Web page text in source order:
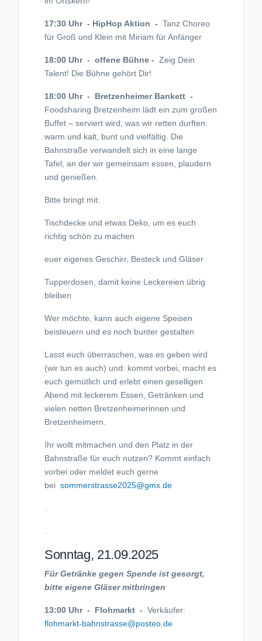
17:30 Uhr - HipHop Aktion - Tanz Choreo
für Groß und Klein mit Miriam für Anfänger
18:00 Uhr - offene Bühne - Zeig Dein
Talent! Die Bühne gehört Dir!
18:00 Uhr - Bretzenheimer Bankett -
Foodsharing Bretzenheim lädt ein zum großen
Buffet – serviert wird, was wir retten durften:
warm und kalt, bunt und vielfältig. Die
Bahnstraße verwandelt sich in eine lange
Tafel, an der wir gemeinsam essen, plaudern
und genießen.
Bitte bringt mit:
Tischdecke und etwas Deko, um es euch
richtig schön zu machen
euer eigenes Geschirr, Besteck und Gläser
Tupperdosen, damit keine Leckereien übrig
bleiben
Wer möchte, kann auch eigene Speisen
beisteuern und es noch bunter gestalten
Lasst euch überraschen, was es geben wird
(wir tun es auch) und: kommt vorbei, macht es
euch gemütlich und erlebt einen geselligen
Abend mit leckerem Essen, Getränken und
vielen netten Bretzenheimerinnen und
Bretzenheimern.
Ihr wollt mitmachen und den Platz in der
Bahnstraße für euch nutzen? Kommt einfach
vorbei oder meldet euch gerne
bei sommerstrasse2025@gmx.de
.
.
Sonntag, 21.09.2025
Für Getränke gegen Spende ist gesorgt,
bitte eigene Gläser mitbringen
13:00 Uhr - Flohmarkt - Verkäufer:
flohmarkt-bahnstrasse@posteo.de